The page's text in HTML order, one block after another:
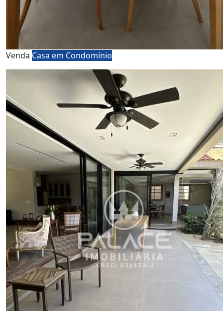
Venda Casa em Condomínio